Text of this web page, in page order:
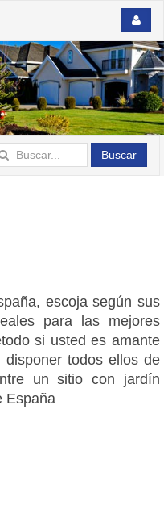
Buscar
escoja según sus
para las mejores
si usted es amante
todos ellos de
un sitio con jardín
España